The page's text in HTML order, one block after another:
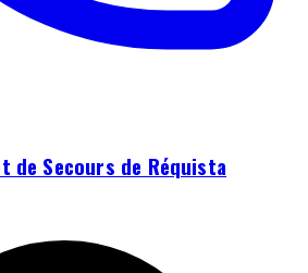
de Secours de Réquista